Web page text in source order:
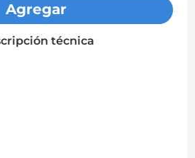
Agregar
técnica